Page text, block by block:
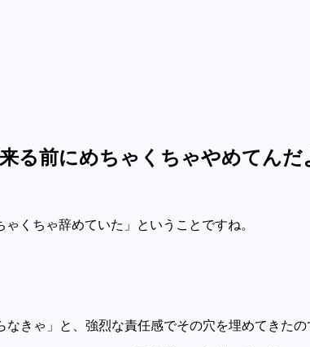
る前にめちゃくちゃやめてん
くちゃ辞めていた」ということですね。
きゃ」と、強烈な責任感でその穴を埋めてきたの